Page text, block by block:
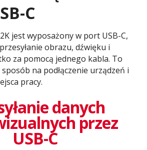
C​
jest wyposażony w port USB-C,
obrazu, dźwięku i
za pomocą jednego kabla. To
na podłączenie urządzeń i
pracy.
danych
przez
USB-C